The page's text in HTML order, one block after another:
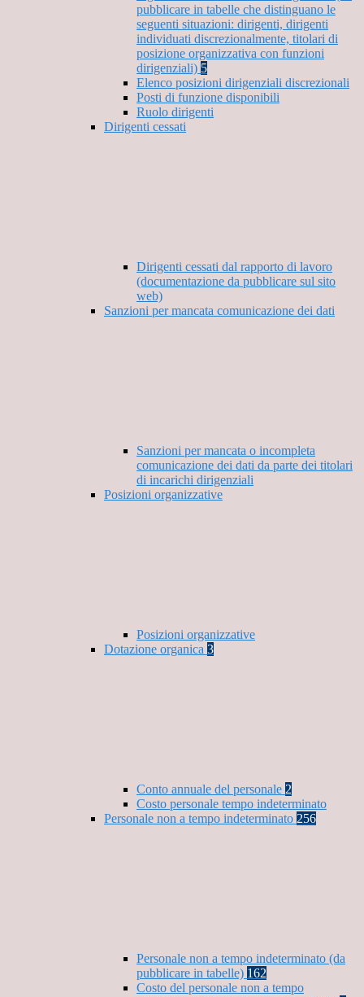
pubblicare in tabelle che distinguano le
seguenti situazioni: dirigenti, dirigenti
individuati discrezionalmente, titolari di
posizione organizzativa con funzioni
dirigenziali) 5
Elenco posizioni dirigenziali discrezionali
Posti di funzione disponibili
Ruolo dirigenti
Dirigenti cessati
Dirigenti cessati dal rapporto di lavoro
(documentazione da pubblicare sul sito
web)
Sanzioni per mancata comunicazione dei dati
Sanzioni per mancata o incompleta
comunicazione dei dati da parte dei titolari
di incarichi dirigenziali
Posizioni organizzative
Posizioni organizzative
Dotazione organica 3
Conto annuale del personale 2
Costo personale tempo indeterminato
Personale non a tempo indeterminato 256
Personale non a tempo indeterminato (da
pubblicare in tabelle) 162
Costo del personale non a tempo